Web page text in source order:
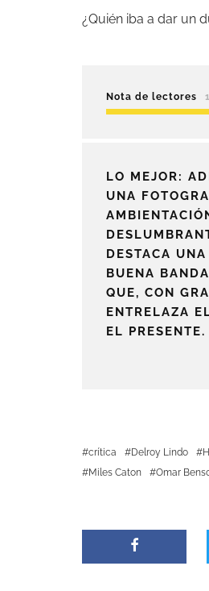
¿Quién iba a dar un
Nota de lectores
LO MEJOR:
UNA
DESTACA
BUENA
QUE, CON
ENTRELAZA
EL PRESENTE.
crítica Delroy Lindo
Miles Caton
Omar